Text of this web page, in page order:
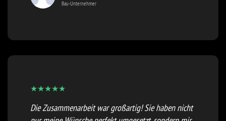
Bau-Unternehmer
★★★★★
Die Zusammenarbeit war großartig! Sie haben nicht